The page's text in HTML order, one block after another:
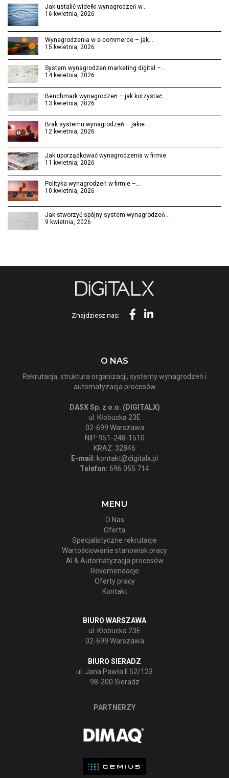
Jak ustalić widełki wynagrodzeń w…
16 kwietnia, 2026
Wynagrodzenia w e-commerce – jak…
15 kwietnia, 2026
System wynagrodzeń marketing digital –…
14 kwietnia, 2026
Benchmark wynagrodzeń – jak korzystać…
13 kwietnia, 2026
Brak systemu wynagrodzeń – jakie…
12 kwietnia, 2026
Jak uporządkować wynagrodzenia w firmie
11 kwietnia, 2026
Polityka wynagrodzeń w firmie –…
10 kwietnia, 2026
Jak stworzyć spójny system wynagrodzeń…
9 kwietnia, 2026
Znajdziesz nas:
O NAS
Rekrutacja, struktura organizacji, systemy wynagrodzeń i
automatyzacja procesów
DASX Sp. z o.o. (DIGITALX)
ul. Kłobucka 23E
02-699 Warszawa
NIP: 951-248-1510
KRAZ: 32846
E-mail: kontakt@digitalx.pl
Telefon: 696 055 714
MENU
O Nas
Oferta
Specjalistyczne rekrutacje
Wartościowanie stanowisk pracy
AI & Automatyzacja procesów
Rekomendacje
Oferty pracy
Kontakt
BIURO WARSZAWA
ul. Kłobucka 23E
02-699 Warszawa
BIURO SIERADZ
ul. Jana Pawła II 52/123
98-200 Sieradz
PARTNERZY